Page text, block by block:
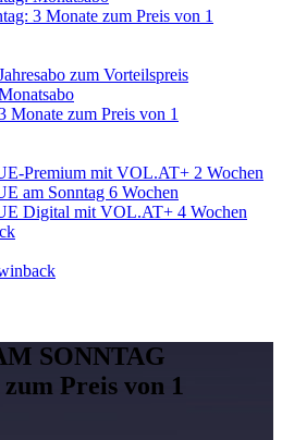
3 Monate zum Preis von 1
zum Vorteilspreis
zum Preis von 1
Premium mit VOL.AT+ 2 Wochen
am Sonntag 6 Wochen
Digital mit VOL.AT+ 4 Wochen
SONNTAG
Preis von 1